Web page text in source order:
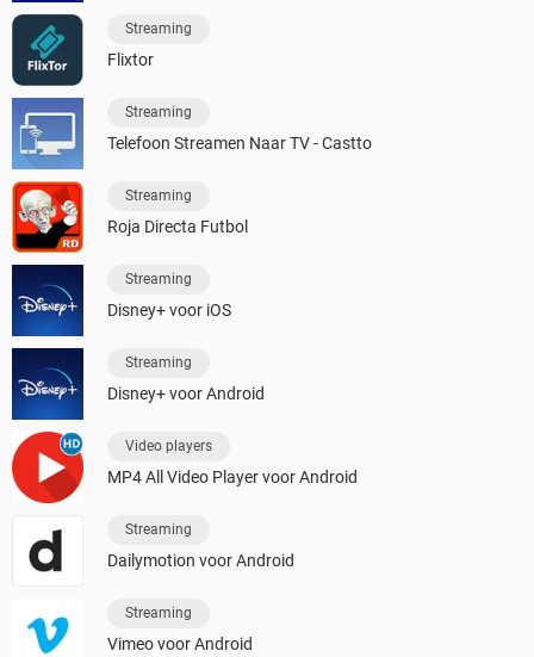
Streaming
Flixtor
Streaming
Telefoon Streamen Naar TV - Castto
Streaming
Roja Directa Futbol
Streaming
Disney+ voor iOS
Streaming
Disney+ voor Android
Video players
MP4 All Video Player voor Android
Streaming
Dailymotion voor Android
Streaming
Vimeo voor Android